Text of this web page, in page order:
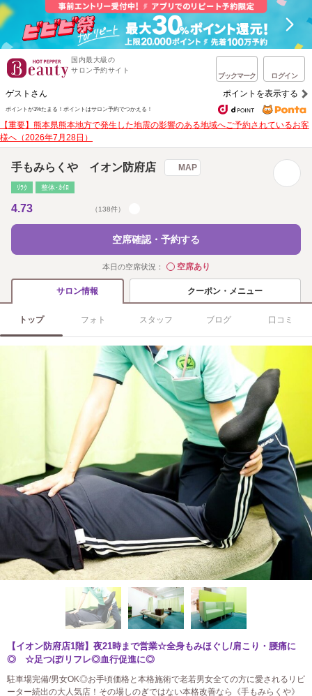
国内最大級の
サロン予約サイト
ブックマーク ログイン
ゲストさん ポイントを表示する
ポイントが1%たまる！ ポイントはサロン予約でつかえる！
【重要】熊本県熊本地方で発生した地震の影響のある地域へご予約されているお客
様へ（2026年7月28日）
手もみらくや イオン防府店 MAP
ﾘﾗｸ 整体･ｶｲﾛ
4.73 （138件）
空席確認・予約する
本日の空席状況： ◯空席あり
サロン情報 クーポン・メニュー
トップ フォト スタッフ ブログ 口コミ
【イオン防府店1階】夜21時まで営業☆全身もみほぐし/肩こり・腰痛に
◎ ☆足つぼ/リフレ◎血行促進に◎
駐車場完備/男女OK◎お手頃価格と本格施術で老若男女全ての方に愛されるリピ
ーター続出の大人気店！その場しのぎではない本格改善なら《手もみらくや》